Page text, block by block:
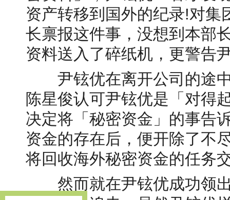
资产转移到国外的纪录!对集
长禀报这件事，没想到本部
资料送入了碎纸机，更警告
尹铉优在离开公司的途中
陈星俊认可尹铉优是「对得
决定将「秘密资金」的事告
资金的存在后，便开除了不
将回收海外秘密资金的任务
然而就在尹铉优成功领出